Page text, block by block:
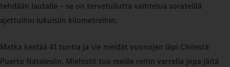
tehdään lautalla – se on tervetullutta vaihtelua sorateillä
ajettuihin lukuisiin kilometreihin.
Matka kestää 41 tuntia ja vie meidät vuonojen läpi Chilestä
Puerto Natalesiin. Miehistö tuo meille reitin varrella jopa jäitä